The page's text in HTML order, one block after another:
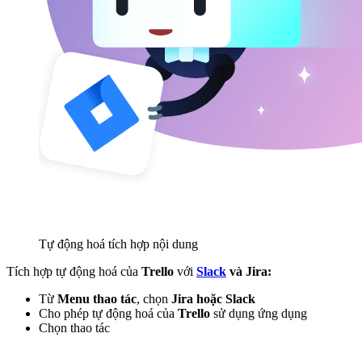
Tự động hoá tích hợp nội dung
Tích hợp tự động hoá của Trello với Slack và Jira:
Từ Menu thao tác, chọn Jira hoặc Slack
Cho phép tự động hoá của Trello sử dụng ứng dụng
Chọn thao tác